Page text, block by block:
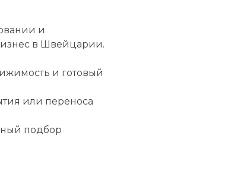
и
в Швейцарии.
и готовый
или переноса
подбор